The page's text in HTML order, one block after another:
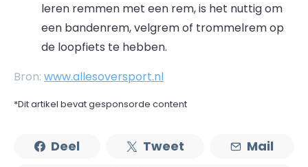
leren remmen met een rem, is het nuttig om
een bandenrem, velgrem of trommelrem op
de loopfiets te hebben.
Bron: www.allesoversport.nl
*Dit artikel bevat gesponsorde content
Deel Tweet
Mail